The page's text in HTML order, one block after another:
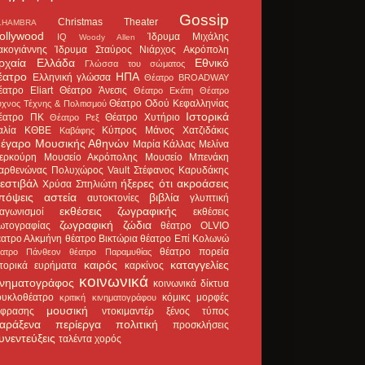
Christmas Theater Gossip
IQ Woody Allen
Ίδρυμα Μιχάλης
Ίδρυμα Σταύρος Νιάρχος Ακρόπολη
Ελλάδα Γλώσσα του σώματος
Εθνικό
Ελληνική γλώσσα ΗΠΑ Θέατρο BROADWAY
Eliart Θέατρο Άνεσις Θέατρο Εκάτη
Θέατρο
Τέχνης & Πολιτισμού Θέατρο Οδού Κεφαλληνίας
ΠΚ
Θέατρο Ρεξ Θέατρο Χυτήριο Ιστορικά
ΚΘΒΕ Καβάφης Κύπρος Μάνος Χατζιδάκις
Μουσικής Αθηνών Μαρία Κάλλας Μελίνα
Μουσείο Ακρόπολης
Μουσείο Μπενάκη
Πολυχώρος Vault Στέφανος Καρυδάκης
Χρύσα Σπηλιώτη ήξερες ότι ακροάσεις
αστεία αυτοκτονίες βιβλία
γλυπτική
εκθέσεις ζωγραφικής
εκθέσεις
ζωγραφική ζώδια
θέατρο OLVIO
Αλκμήνη θέατρο Βικτώρια θέατρο Επί Κολωνώ
Πάνθεον θέατρο Παραμυθίας
θέατρο πορεία
ευρήματα
καιρός καρκίνος
καταγγελίες
κοινωνικά κοινωνικά δίκτυα
κριτική κινηματογράφου κόμικς μορφές
μουσική ντοκιμαντέρ ξένος τύπος
περίεργα πολιτική προσκλήσεις
ταλέντα χορός